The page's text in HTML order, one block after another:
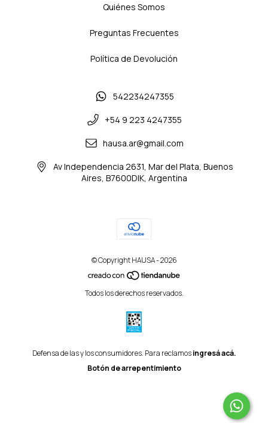
Quiénes Somos
Preguntas Frecuentes
Política de Devolución
542234247355
+54 9 223 4247355
hausa.ar@gmail.com
Av Independencia 2631, Mar del Plata, Buenos
Aires, B7600DIK, Argentina
© Copyright HAUSA - 2026
Todos los derechos reservados.
Defensa de las y los consumidores. Para reclamos ingresá acá.
Botón de arrepentimiento